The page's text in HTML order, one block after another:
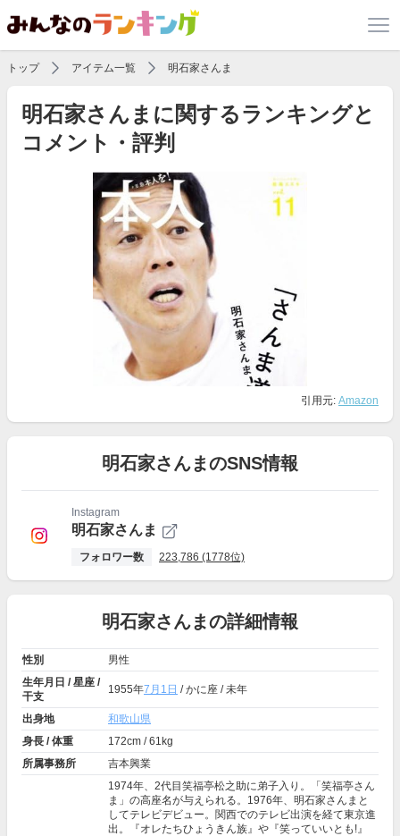
トップ アイテム一覧 明石家さんま
明石家さんまに関するランキングと
コメント・評判
引用元: Amazon
明石家さんまのSNS情報
Instagram
明石家さんま
フォロワー数 223,786 (1778位)
明石家さんまの詳細情報
性別
男性
生年月日 / 星座 /
干支
1955年7月1日 / かに座 / 未年
出身地
和歌山県
身長 / 体重
172cm / 61kg
所属事務所
吉本興業
1974年、2代目笑福亭松之助に弟子入り。「笑福亭さん
ま」の高座名が与えられる。1976年、明石家さんまと
してテレビデビュー。関西でのテレビ出演を経て東京進
出。『オレたちひょうきん族』や『笑っていいとも!』